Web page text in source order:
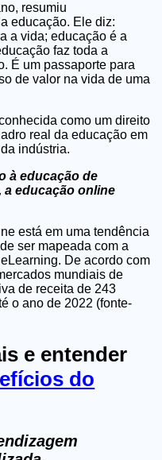
resumiu
educação. Ele diz:
a vida; educação é a
faz toda a
É um passaporte para
de valor na vida de uma
como um direito
real da educação em
indústria.
à educação de
a educação online
está em uma tendência
ser mapeada com a
De acordo com
mundiais de
de receita de 243
o ano de 2022 (fonte-
e entender
do